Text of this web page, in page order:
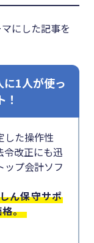
にした記事を
に1人が使っ
した操作性
令改正にも迅
ップ会計ソフ
ん保守サポ
。